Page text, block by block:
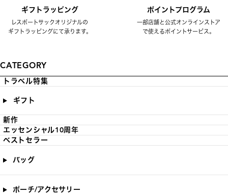
ギフトラッピング
レスポートサックオリジナルの
ギフトラッピングにて承ります。
ポイントプログラム
一部店舗と公式オンラインストア
で使えるポイントサービス。
CATEGORY
トラベル特集
ギフト
新作
エッセンシャル10周年
ベストセラー
バッグ
ポーチ/アクセサリー